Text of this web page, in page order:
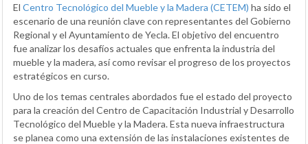
El Centro Tecnológico del Mueble y la Madera (CETEM) ha sido el
escenario de una reunión clave con representantes del Gobierno
Regional y el Ayuntamiento de Yecla. El objetivo del encuentro
fue analizar los desafíos actuales que enfrenta la industria del
mueble y la madera, así como revisar el progreso de los proyectos
estratégicos en curso.
Uno de los temas centrales abordados fue el estado del proyecto
para la creación del Centro de Capacitación Industrial y Desarrollo
Tecnológico del Mueble y la Madera. Esta nueva infraestructura
se planea como una extensión de las instalaciones existentes de